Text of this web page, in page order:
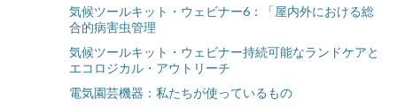
気候ツールキット・ウェビナー6：「屋内外における総
合的病害虫管理
気候ツールキット・ウェビナー持続可能なランドケアと
エコロジカル・アウトリーチ
電気園芸機器：私たちが使っているもの